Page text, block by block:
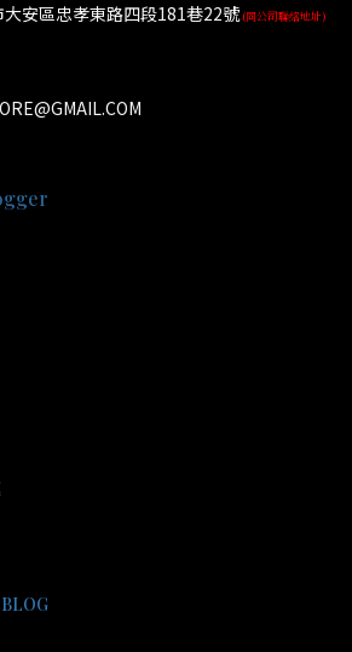
安區忠孝東路四段181巷22號(同公司聯絡地址)